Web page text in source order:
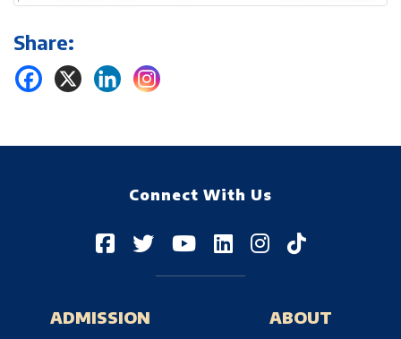
Share:
Connect With Us
ADMISSION ABOUT